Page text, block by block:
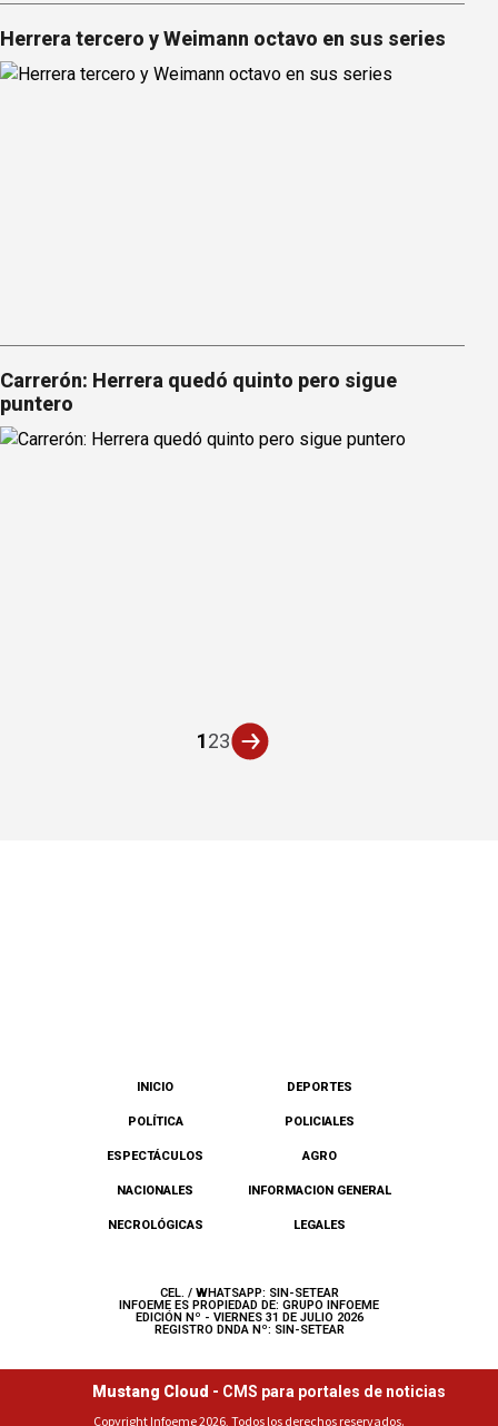
Herrera tercero y Weimann octavo en sus series
Carrerón: Herrera quedó quinto pero sigue
puntero
123
INICIO DEPORTES
POLÍTICA POLICIALES
ESPECTÁCULOS AGRO
NACIONALES INFORMACION GENERAL
NECROLÓGICAS LEGALES
CEL. / WHATSAPP: SIN-SETEAR
INFOEME ES PROPIEDAD DE: GRUPO INFOEME
EDICIÓN Nº - VIERNES 31 DE JULIO 2026
REGISTRO DNDA Nº: SIN-SETEAR
Mustang Cloud - CMS para portales de noticias
Copyright Infoeme 2026, Todos los derechos reservados.